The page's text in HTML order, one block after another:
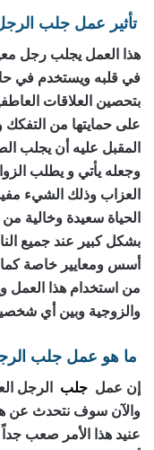
تأثير عمل جلب الرجل
هذا العمل يجلب رجل
في قلبه ويستخدم في
بتحصين العلاقات
على حمايتها من التفكك
المقبل عليه أن يجلب
وجعله يأتي و يطلب
العزاب وذلك الشيء
الحياة سعيدة وخالية
بشكل كبير عند جميع
أسس ومعايير خاصة كما
من استخدام هذا العمل
والزوجية وبين أي
ما هو عمل جلب
إن عمل جلب الرجل
والآن سوف نتحدث عن
عنيد هذا الأمر صعب